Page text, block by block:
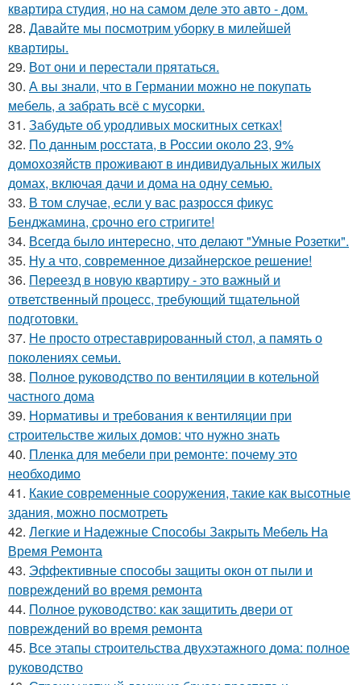
квартира студия, но на самом деле это авто - дом.
28. Давайте мы посмотрим уборку в милейшей
квартиры.
29. Вот они и перестали прятаться.
30. А вы знали, что в Германии можно не покупать
мебель, а забрать всё с мусорки.
31. Забудьте об уродливых москитных сетках!
32. По данным росстата, в России около 23, 9%
домохозяйств проживают в индивидуальных жилых
домах, включая дачи и дома на одну семью.
33. В том случае, если у вас разросся фикус
Бенджамина, срочно его стригите!
34. Всегда было интересно, что делают "Умные Розетки".
35. Ну а что, современное дизайнерское решение!
36. Переезд в новую квартиру - это важный и
ответственный процесс, требующий тщательной
подготовки.
37. Не просто отреставрированный стол, а память о
поколениях семьи.
38. Полное руководство по вентиляции в котельной
частного дома
39. Нормативы и требования к вентиляции при
строительстве жилых домов: что нужно знать
40. Пленка для мебели при ремонте: почему это
необходимо
41. Какие современные сооружения, такие как высотные
здания, можно посмотреть
42. Легкие и Надежные Способы Закрыть Мебель На
Время Ремонта
43. Эффективные способы защиты окон от пыли и
повреждений во время ремонта
44. Полное руководство: как защитить двери от
повреждений во время ремонта
45. Все этапы строительства двухэтажного дома: полное
руководство